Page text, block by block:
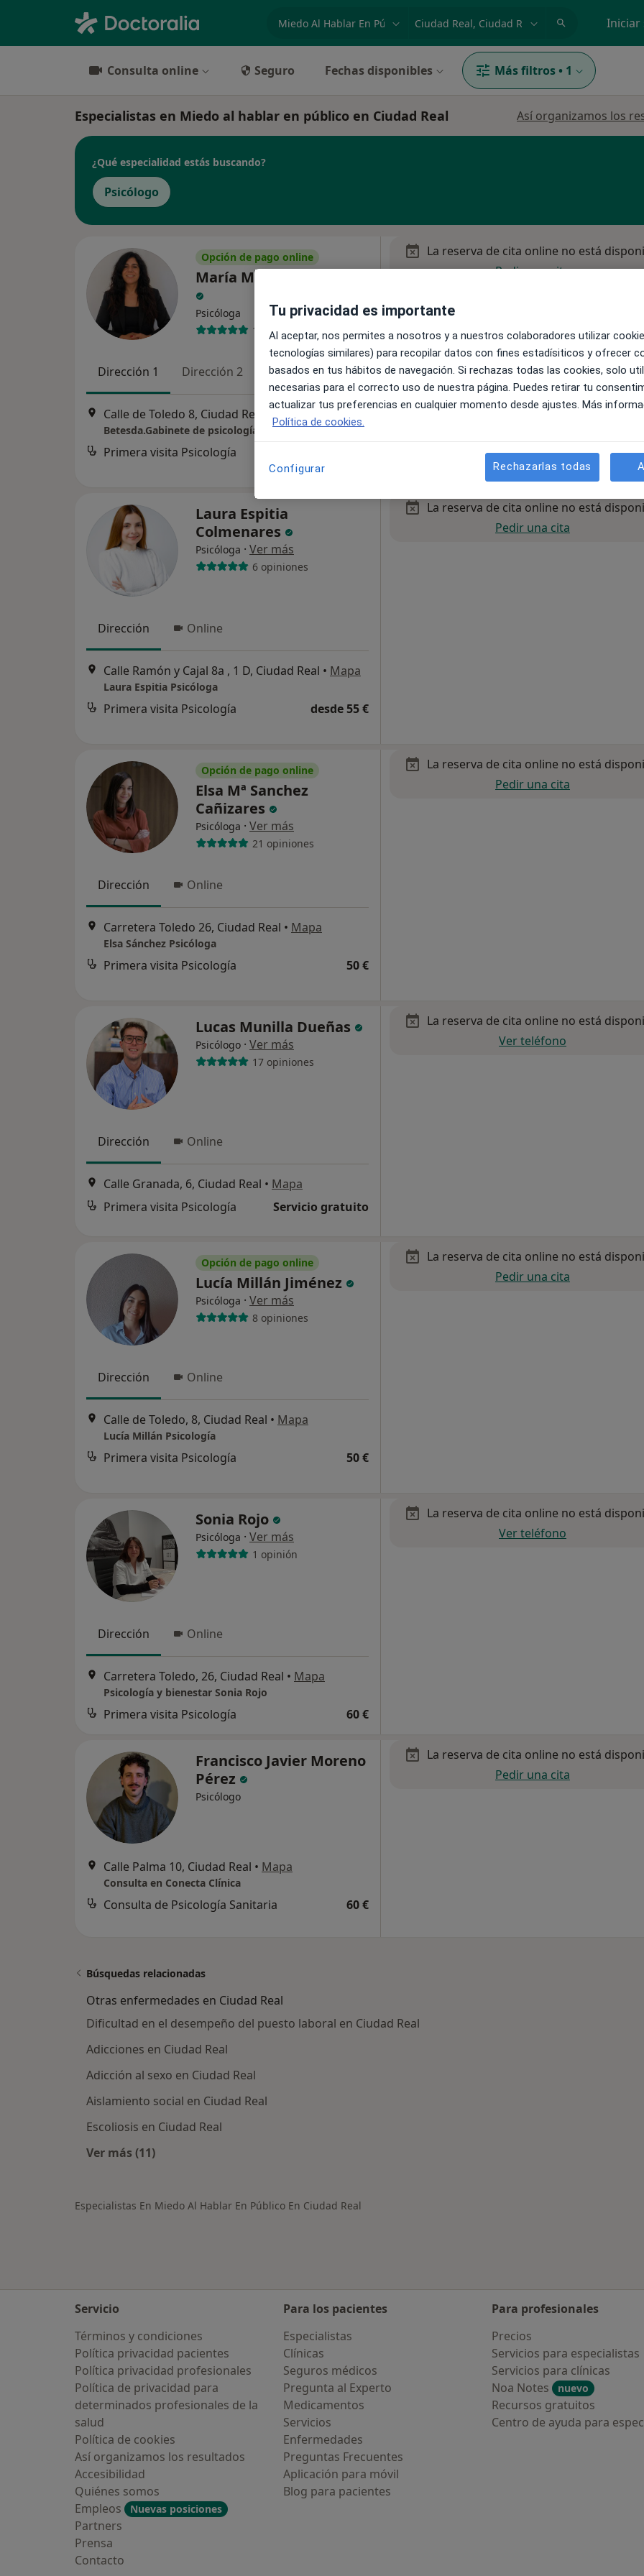
especialidad, enfermedad o nombre Iniciar
Consulta online Seguro Fechas disponibles Más filtros • 1
Especialistas en Miedo al hablar en público en Ciudad Real Así organizamos los
¿Qué especialidad estás buscando?
Psicólogo
Opción de pago online
María Montoya Navarro
Psicóloga
17 opiniones
Dirección 1 Dirección 2 Online
Calle de Toledo 8, Ciudad Real Mapa
Betesda.Gabinete de psicología María Montoya Navarro
Primera visita Psicología
La reserva de cita online no está
Pedir una cita
Laura Espitia
Colmenares
Psicóloga · Ver más
6 opiniones
Dirección Online
Calle Ramón y Cajal 8a , 1 D, Ciudad Real • Mapa
Laura Espitia Psicóloga
Primera visita Psicología desde 55 €
La reserva de cita online no está
Pedir una cita
Opción de pago online
Elsa Mª Sanchez
Cañizares
Psicóloga · Ver más
21 opiniones
Dirección Online
Carretera Toledo 26, Ciudad Real • Mapa
Elsa Sánchez Psicóloga
Primera visita Psicología 50 €
La reserva de cita online no está
Pedir una cita
Lucas Munilla Dueñas
Psicólogo · Ver más
17 opiniones
Dirección Online
Calle Granada, 6, Ciudad Real • Mapa
Primera visita Psicología
Servicio gratuito
La reserva de cita online no está
Ver teléfono
Opción de pago online
Lucía Millán Jiménez
Psicóloga · Ver más
8 opiniones
Dirección Online
Calle de Toledo, 8, Ciudad Real • Mapa
Lucía Millán Psicología
Primera visita Psicología 50 €
La reserva de cita online no está
Pedir una cita
Sonia Rojo
Psicóloga · Ver más
1 opinión
Dirección Online
Carretera Toledo, 26, Ciudad Real • Mapa
Psicología y bienestar Sonia Rojo
Primera visita Psicología 60 €
La reserva de cita online no está
Ver teléfono
Francisco Javier Moreno
Pérez
Psicólogo
Calle Palma 10, Ciudad Real • Mapa
Consulta en Conecta Clínica
Consulta de Psicología Sanitaria 60 €
La reserva de cita online no está
Pedir una cita
Búsquedas relacionadas
Otras enfermedades en Ciudad Real
Dificultad en el desempeño del puesto laboral en Ciudad Real
Adicciones en Ciudad Real
Adicción al sexo en Ciudad Real
Aislamiento social en Ciudad Real
Escoliosis en Ciudad Real
Ver más (11)
Especialistas En Miedo Al Hablar En Público En Ciudad Real
Servicio
Términos y condiciones
Política privacidad pacientes
Política privacidad profesionales
Política de privacidad para
determinados profesionales de la
salud
Política de cookies
Así organizamos los resultados
Accesibilidad
Quiénes somos
Empleos
Nuevas posiciones
Partners
Prensa
Contacto
Para los pacientes
Especialistas
Clínicas
Seguros médicos
Pregunta al Experto
Medicamentos
Servicios
Enfermedades
Preguntas Frecuentes
Aplicación para móvil
Blog para pacientes
Para profesionales
Precios
Servicios para especialistas
Servicios para clínicas
Noa Notes
nuevo
Recursos gratuitos
Centro de ayuda para
Tu privacidad es importante
Al aceptar, nos permites a nosotros y a nuestros colaboradores utilizar
tecnologías similares) para recopilar datos con fines estadísiticos y ofrecer
basados en tus hábitos de navegación. Si rechazas todas las cookies, solo
necesarias para el correcto uso de nuestra página. Puedes retirar tu
actualizar tus preferencias en cualquier momento desde ajustes. Más
Política de cookies.
Configurar Rechazarlas todas